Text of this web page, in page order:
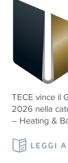
TECE vince il
2026 nella
– Heating &
LEGGI